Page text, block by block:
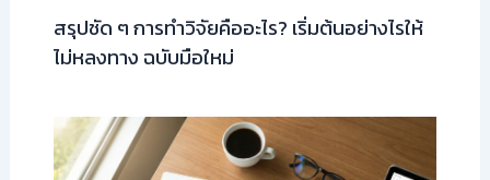
สรุปชัด ๆ การทำวิจัยคืออะไร? เริ่มต้นอย่างไรให้
ไม่หลงทาง ฉบับมือใหม่